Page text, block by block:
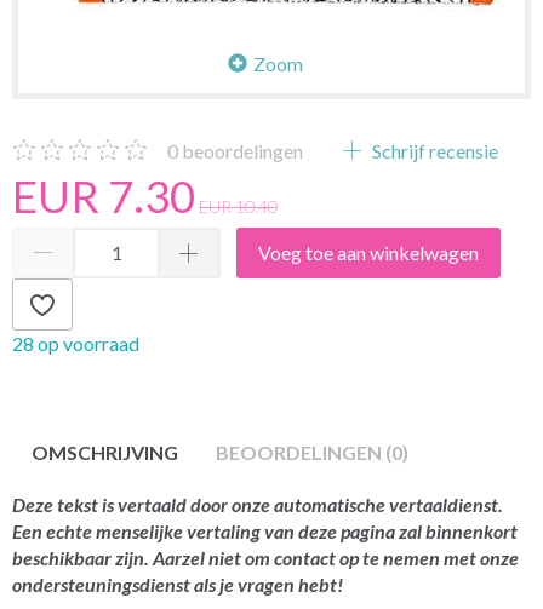
Zoom
0 beoordelingen Schrijf recensie
EUR 7.30 EUR 10.40
Voeg toe aan winkelwagen
28 op voorraad
OMSCHRIJVING BEOORDELINGEN (0)
Deze tekst is vertaald door onze automatische vertaaldienst.
Een echte menselijke vertaling van deze pagina zal binnenkort
beschikbaar zijn. Aarzel niet om contact op te nemen met onze
ondersteuningsdienst als je vragen hebt!